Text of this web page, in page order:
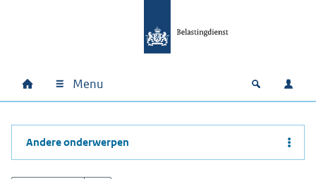
Hoofdnavigatie
Home Menu Open
Andere onderwerpen